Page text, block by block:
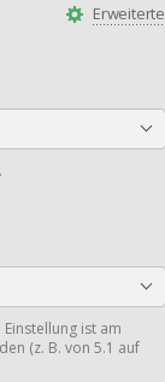
Erweiterte
ist am
(z. B. von 5.1 auf